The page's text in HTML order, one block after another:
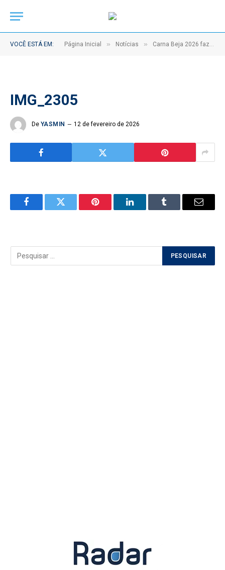
VOCÊ ESTÁ EM: Página Inicial » Notícias » Carna Beja 2026 faz Beja vibrar
IMG_2305
De YASMIN 12 de fevereiro de 2026
FacebookTwitter Pinterest LinkedInTumblr Email